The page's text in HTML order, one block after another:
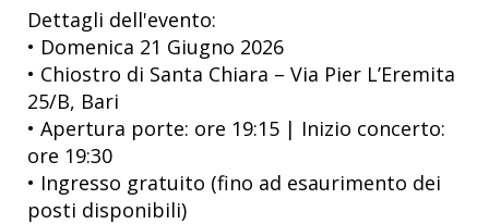
Dettagli dell'evento:
• Domenica 21 Giugno 2026
• Chiostro di Santa Chiara – Via Pier L’Eremita
25/B, Bari
• Apertura porte: ore 19:15 | Inizio concerto:
ore 19:30
• Ingresso gratuito (fino ad esaurimento dei
posti disponibili)